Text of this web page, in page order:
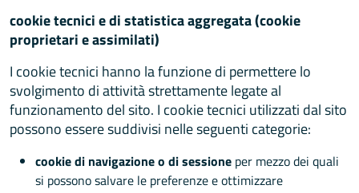
cookie tecnici e di statistica aggregata (cookie
proprietari e assimilati)
I cookie tecnici hanno la funzione di permettere lo
svolgimento di attività strettamente legate al
funzionamento del sito. I cookie tecnici utilizzati dal sito
possono essere suddivisi nelle seguenti categorie:
cookie di navigazione o di sessione per mezzo dei quali
si possono salvare le preferenze e ottimizzare